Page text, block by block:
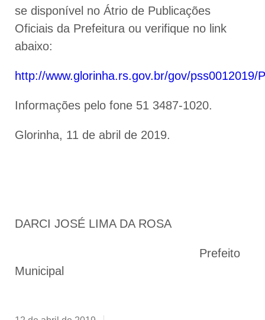
se disponível no Átrio de Publicações
Oficiais da Prefeitura ou verifique no link
abaixo:
http://www.glorinha.rs.gov.br/gov/pss0012019/
Informações pelo fone 51 3487-1020.
Glorinha, 11 de abril de 2019.
DARCI JOSÉ LIMA DA ROSA
Prefeito
Municipal